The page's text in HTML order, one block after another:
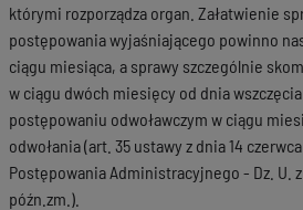
którymi rozporządza organ. Załatwienie
postępowania wyjaśniającego powinno
ciągu miesiąca, a sprawy szczególnie
w ciągu dwóch miesięcy od dnia
postępowaniu odwoławczym w ciągu
odwołania (art. 35 ustawy z dnia 14
Postępowania Administracyjnego - Dz. U. z
późn.zm.).